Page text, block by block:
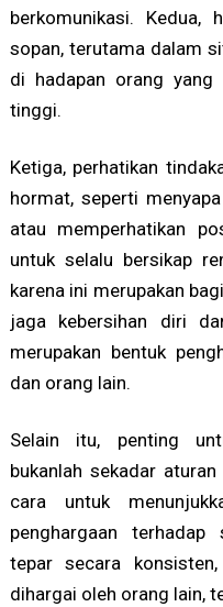
berkomunikasi.
sopan, terutama dalam
di hadapan orang
tinggi.
Ketiga, perhatikan
hormat, seperti
atau memperhatikan
untuk selalu bersikap
karena ini merupakan
jaga kebersihan diri
merupakan bentuk
dan orang lain.
Selain itu, penting
bukanlah sekadar
cara untuk
penghargaan terhadap
tepar secara
dihargai oleh orang lain,